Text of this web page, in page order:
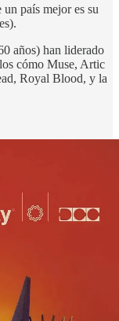
país mejor es su
años) han liderado
cómo Muse, Artic
Royal Blood, y la